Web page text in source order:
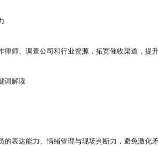
师、调查公司和行业资源，拓宽催收渠道，提升
解读
达能力、情绪管理与现场判断力，避免激化矛